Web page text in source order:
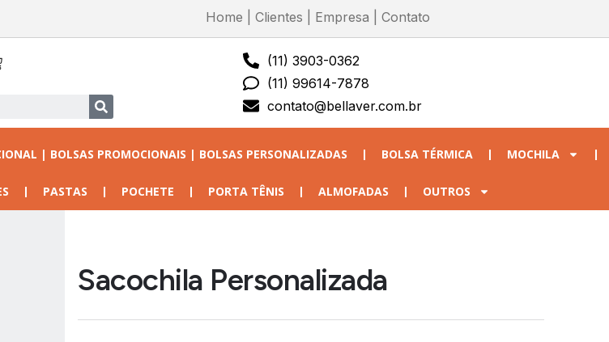
Home Clientes Empresa Contato
(11) 3903-0362
(11) 99614-7878
contato@bellaver.com.br
| BOLSAS PROMOCIONAIS | BOLSAS PERSONALIZADAS BOLSA TÉRMICA MOCHILA
PASTAS POCHETE PORTA TÊNIS ALMOFADAS OUTROS
Sacochila Personalizada